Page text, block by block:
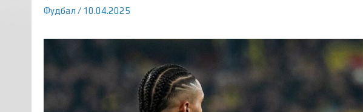
Фудбал / 10.04.2025